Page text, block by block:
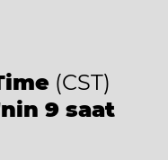
(CST)
9 saat